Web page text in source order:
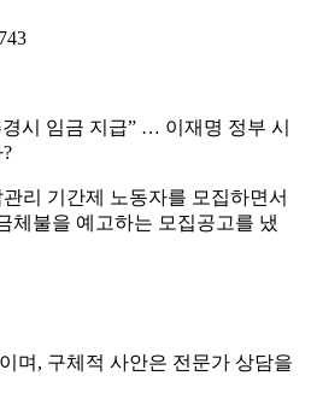
시 임금 지급” … 이재명 정부 시
리 기간제 노동자를 모집하면서
체불을 예고하는 모집공고를 냈
며, 구체적 사안은 전문가 상담을